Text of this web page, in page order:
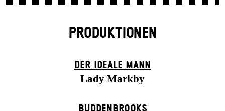
PRODUKTIONEN
DER IDEALE MANN
Lady Markby